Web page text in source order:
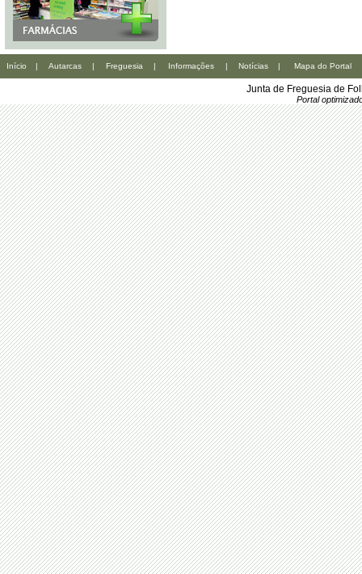
Início | Autarcas | Freguesia | Informações | Notícias | Mapa do Portal
Junta de Freguesia de
Portal